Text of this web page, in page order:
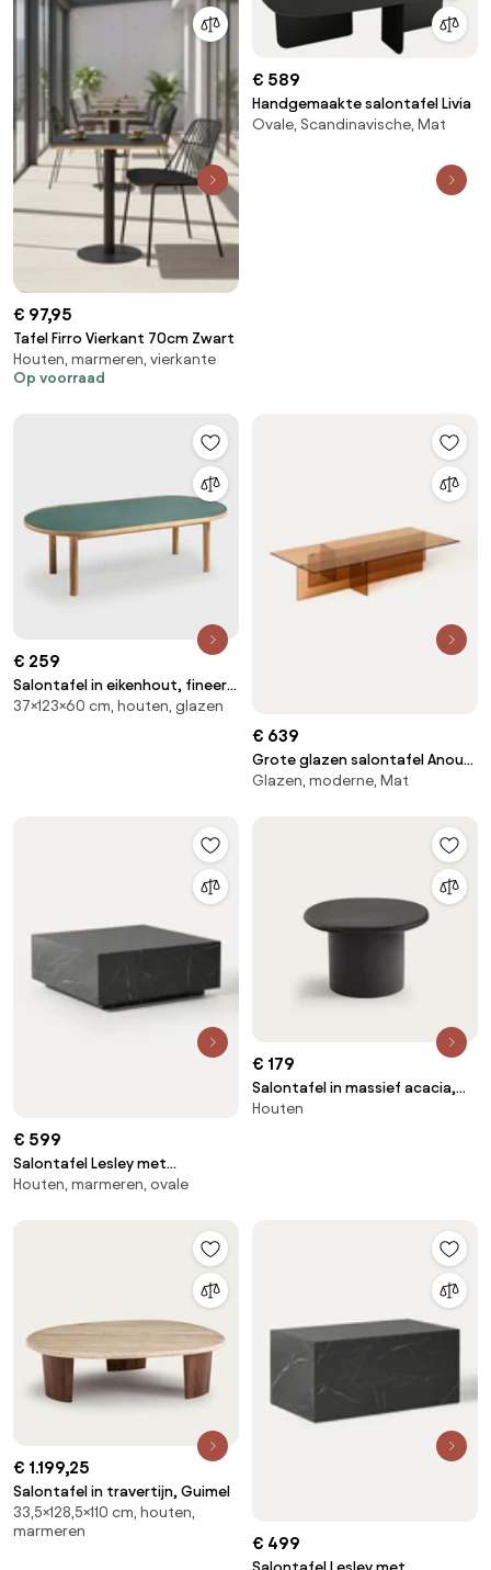
€ 97,95
Tafel Firro Vierkant 70cm Zwart
Houten, marmeren, vierkante
Op voorraad
€ 589
Handgemaakte salontafel Livia
Ovale, Scandinavische, Mat
€ 259
Salontafel in eikenhout, fineer
en glas, Evergreen
37×123×60 cm, houten, glazen
€ 639
Grote glazen salontafel Anouk,
B 160 cm
Glazen, moderne, Mat
€ 599
Salontafel Lesley met
marmerlook
Houten, marmeren, ovale
€ 179
Salontafel in massief acacia,
hoogte 31 cm, Oreus
Houten
€ 1.199,25
Salontafel in travertijn, Guimel
33,5×128,5×110 cm, houten,
marmeren
€ 499